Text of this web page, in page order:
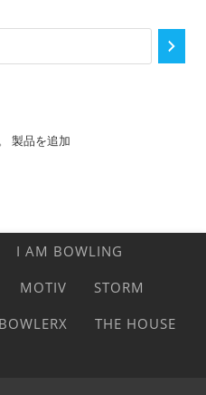
製品を追加
I AM BOWLING
MOTIV
STORM
BOWLERX
THE HOUSE